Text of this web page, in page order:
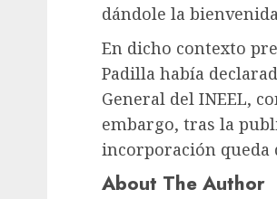
dándole la
En dicho contexto
Padilla había
General del INEEL,
embargo, tras la
incorporación queda
About The Author